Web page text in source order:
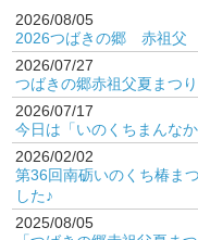
2026/08/05
2026つばきの郷 赤祖父
2026/07/27
つばきの郷赤祖父夏まつ
2026/07/17
今日は「いのくちまんな
2026/02/02
第36回南砺いのくち椿ま
した♪
2025/08/05